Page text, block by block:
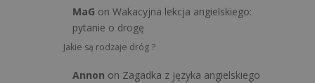
MaG onWakacyjna lekcja angielskiego:
pytanie o drogę
Jakie są rodzaje dróg ?
Annon on Zagadka z języka angielskiego